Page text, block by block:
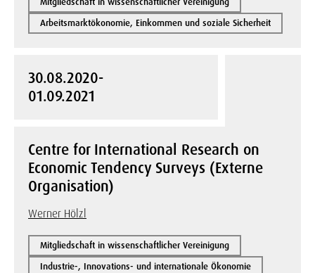
Arbeitsmarktökonomie, Einkommen und soziale Sicherheit
30.08.2020-
01.09.2021
Centre for International Research on
Economic Tendency Surveys (Externe
Organisation)
Werner Hölzl
Mitgliedschaft in wissenschaftlicher Vereinigung
Industrie-, Innovations- und internationale Ökonomie